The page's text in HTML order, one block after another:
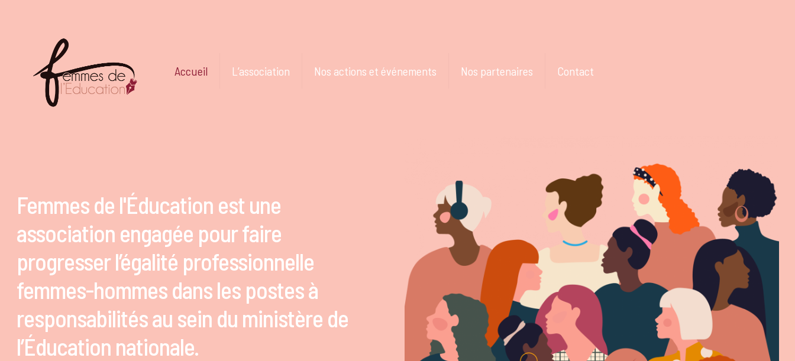
Accueil L’association Nos actions et événements Nos partenaires Contact
Femmes de l'Éducation est une
association engagée pour faire
progresser l’égalité professionnelle
femmes-hommes dans les postes à
responsabilités au sein du ministère de
l’Éducation nationale.